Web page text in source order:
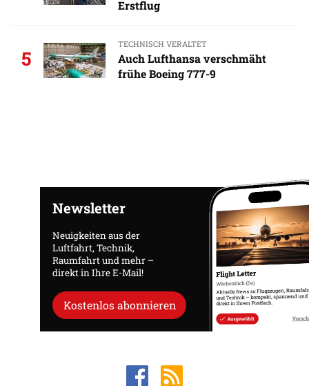
Erstflug
5
TECHNISCH VERALTET
Auch Lufthansa verschmäht
frühe Boeing 777-9
Newsletter
Neuigkeiten aus der
Luftfahrt, Technik,
Raumfahrt und mehr –
direkt in Ihre E-Mail!
Kostenlos abonnieren